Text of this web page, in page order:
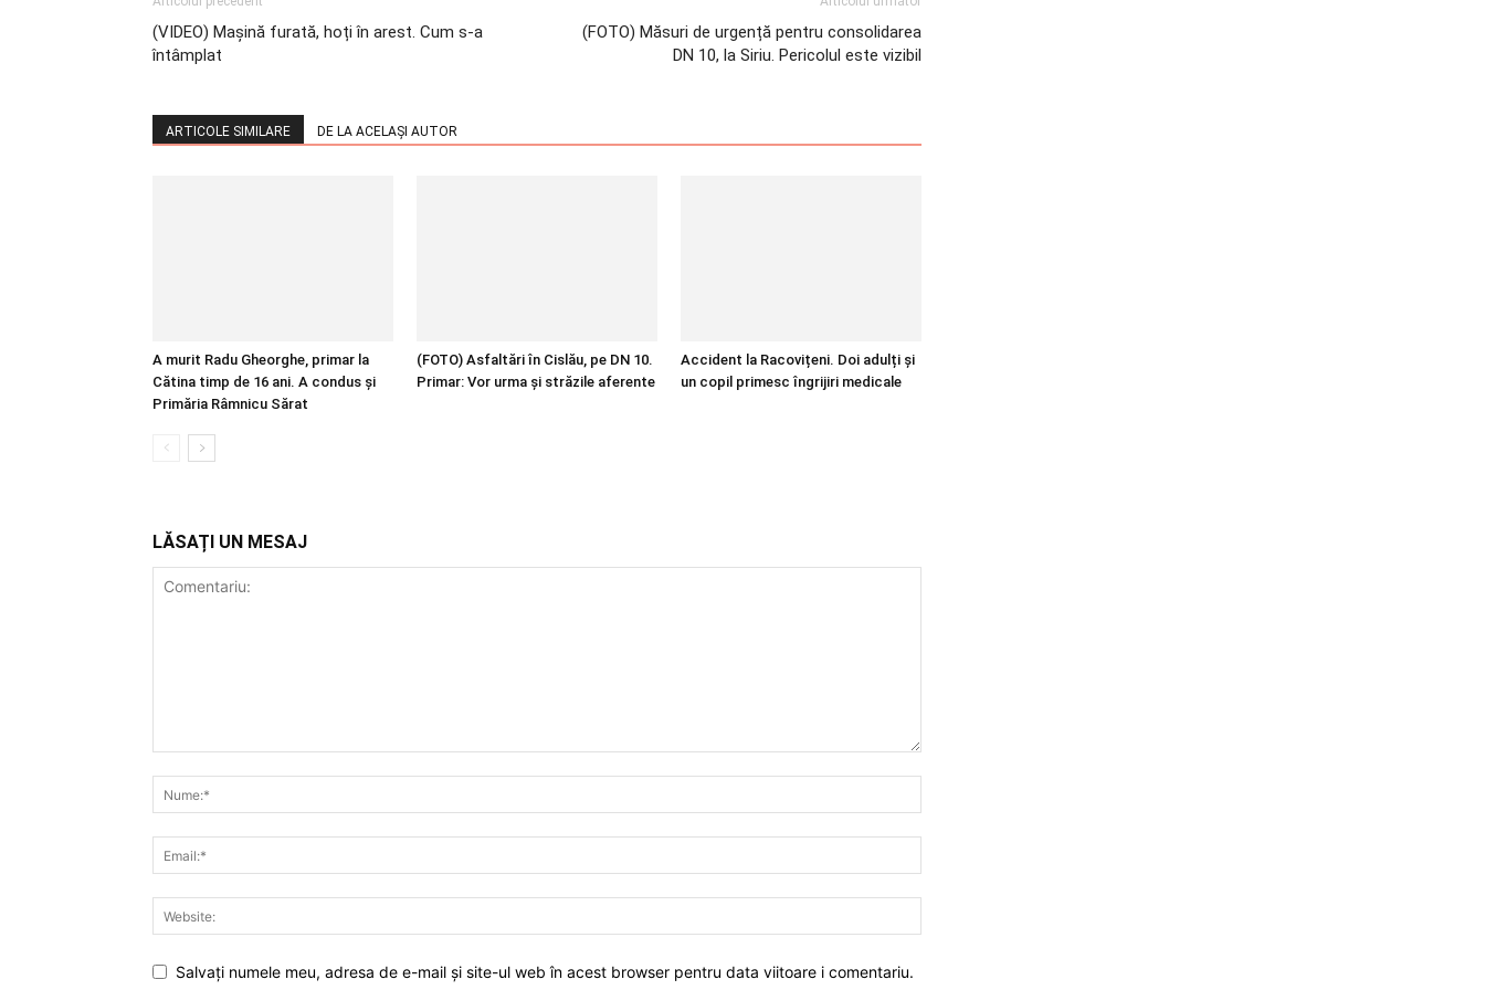
(VIDEO) Mașină furată, hoți în arest. Cum s-a
întâmplat
(FOTO) Măsuri de urgență pentru consolidarea
DN 10, la Siriu. Pericolul este vizibil
ARTICOLE SIMILARE DE LA ACELAȘI AUTOR
A murit Radu Gheorghe, primar la
Cătina timp de 16 ani. A condus și
Primăria Râmnicu Sărat
(FOTO) Asfaltări în Cislău, pe DN 10.
Primar: Vor urma și străzile aferente
Accident la Racovițeni. Doi adulți și
un copil primesc îngrijiri medicale
LĂSAȚI UN MESAJ
Salvați numele meu, adresa de e-mail și site-ul web în acest browser pentru data viitoare i comentariu.